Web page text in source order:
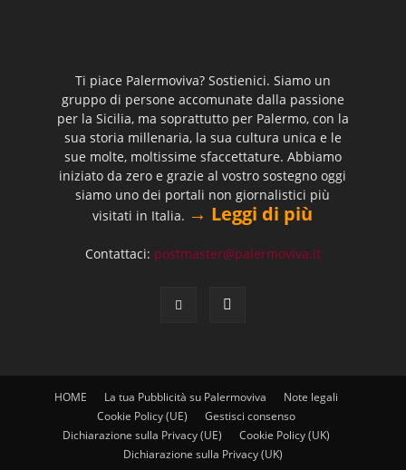
Ti piace Palermoviva? Sostienici. Siamo un
gruppo di persone accomunate dalla passione
per la Sicilia, ma soprattutto per Palermo, con la
sua storia millenaria, la sua cultura unica e le
sue molte, moltissime sfaccettature. Abbiamo
iniziato da zero e grazie al vostro sostegno oggi
siamo uno dei portali non giornalistici più
visitati in Italia. → Leggi di più
Contattaci: postmaster@palermoviva.it
HOME La tua Pubblicità su Palermoviva
Note legali
Cookie Policy (UE)
Gestisci consenso
Dichiarazione sulla Privacy (UE)
Cookie Policy (UK)
Dichiarazione sulla Privacy (UK)